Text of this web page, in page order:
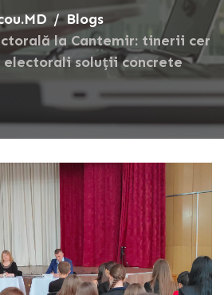
Blogs
la Cantemir: tinerii cer
soluții concrete